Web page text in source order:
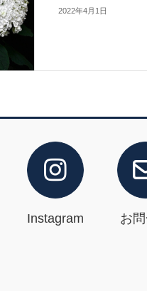
2022年4月1日
Instagram お